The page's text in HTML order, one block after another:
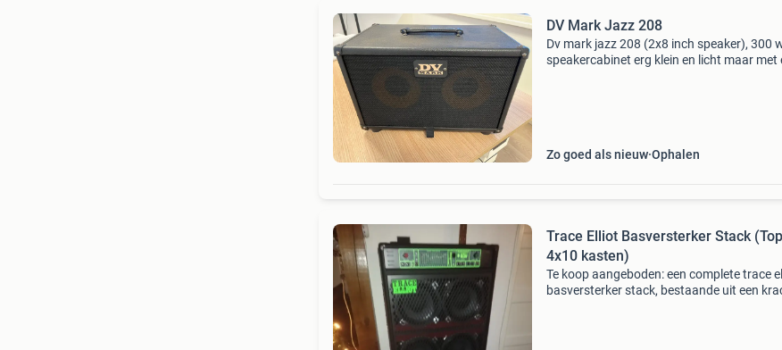
DV Mark Jazz 208
Dv mark jazz 208 (2x8 inch speaker), 300
speakercabinet erg klein en licht maar met
Zo goed als nieuw Ophalen
Trace Elliot Basversterker Stack
4x10 kasten)
Te koop aangeboden: een complete trace
basversterker stack, bestaande uit een